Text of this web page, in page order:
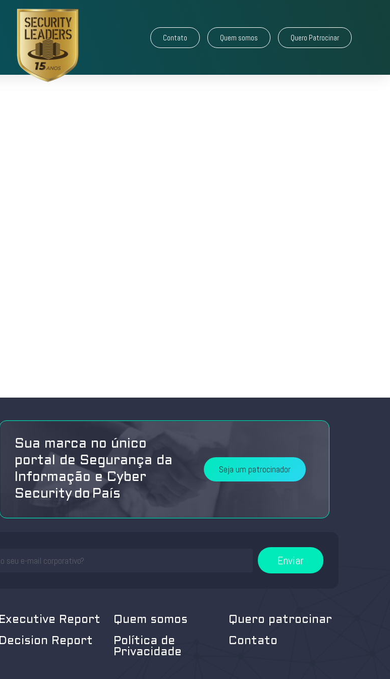
Contato Quem somos Quero Patrocinar
Sua marca no único
portal de Segurança da
Informação e Cyber
Security do País
Seja um patrocinador
Enviar
Executive Report
Decision Report
Quem somos
Política de
Privacidade
Quero patrocinar
Contato